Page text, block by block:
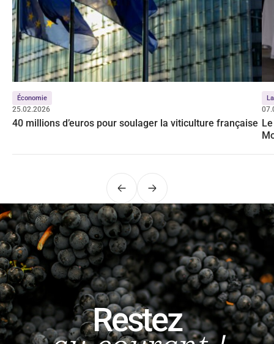
Économie
25.02.2026
40 millions d’euros pour soulager la viticulture française
PrécédentSuivant
Restez